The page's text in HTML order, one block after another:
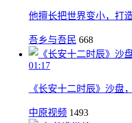
他擅长把世界变小，打
吾乡与吾民 668
01:17
《长安十二时辰》沙盘
中原视频 1493